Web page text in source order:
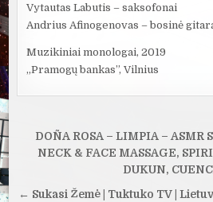
Vytautas Labutis – saksofonai
Andrius Afinogenovas – bosinė
Muzikiniai monologai, 2019
„Pramogų bankas”, Vilnius
Navigacija
tarp
įrašų
DOÑA ROSA – LIMPIA – ASMR
NECK & FACE MASSAGE,
DUKUN,
← Sukasi Žemė | Tuktuko TV |